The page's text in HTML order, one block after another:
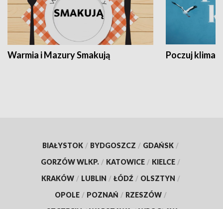
Warmia i Mazury Smakują Poczuj klimat
BIAŁYSTOK / BYDGOSZCZ / GDAŃSK /
GORZÓW WLKP. / KATOWICE / KIELCE /
KRAKÓW / LUBLIN / ŁÓDŹ / OLSZTYN /
OPOLE / POZNAŃ / RZESZÓW /